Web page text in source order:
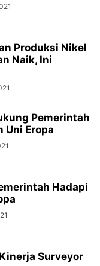
Produksi Nikel
Naik, Ini
Pemerintah
Uni Eropa
Hadapi
Surveyor